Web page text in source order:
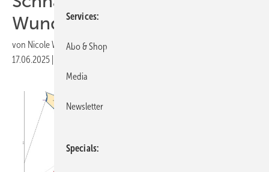
Wunder!
von Nicole Weinhold
17.06.2025
Services
Abo & Shop
Media
Newsletter
Specials